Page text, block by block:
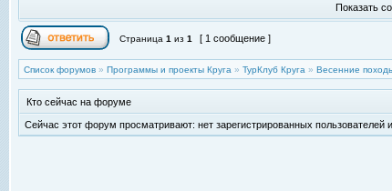
Показать
Страница 1 из 1 [ 1 сообщение ]
Список форумов » Программы и проекты Круга » ТурКлуб Круга » Весенние
Кто сейчас на форуме
Сейчас этот форум просматривают: нет зарегистрированных пользователей